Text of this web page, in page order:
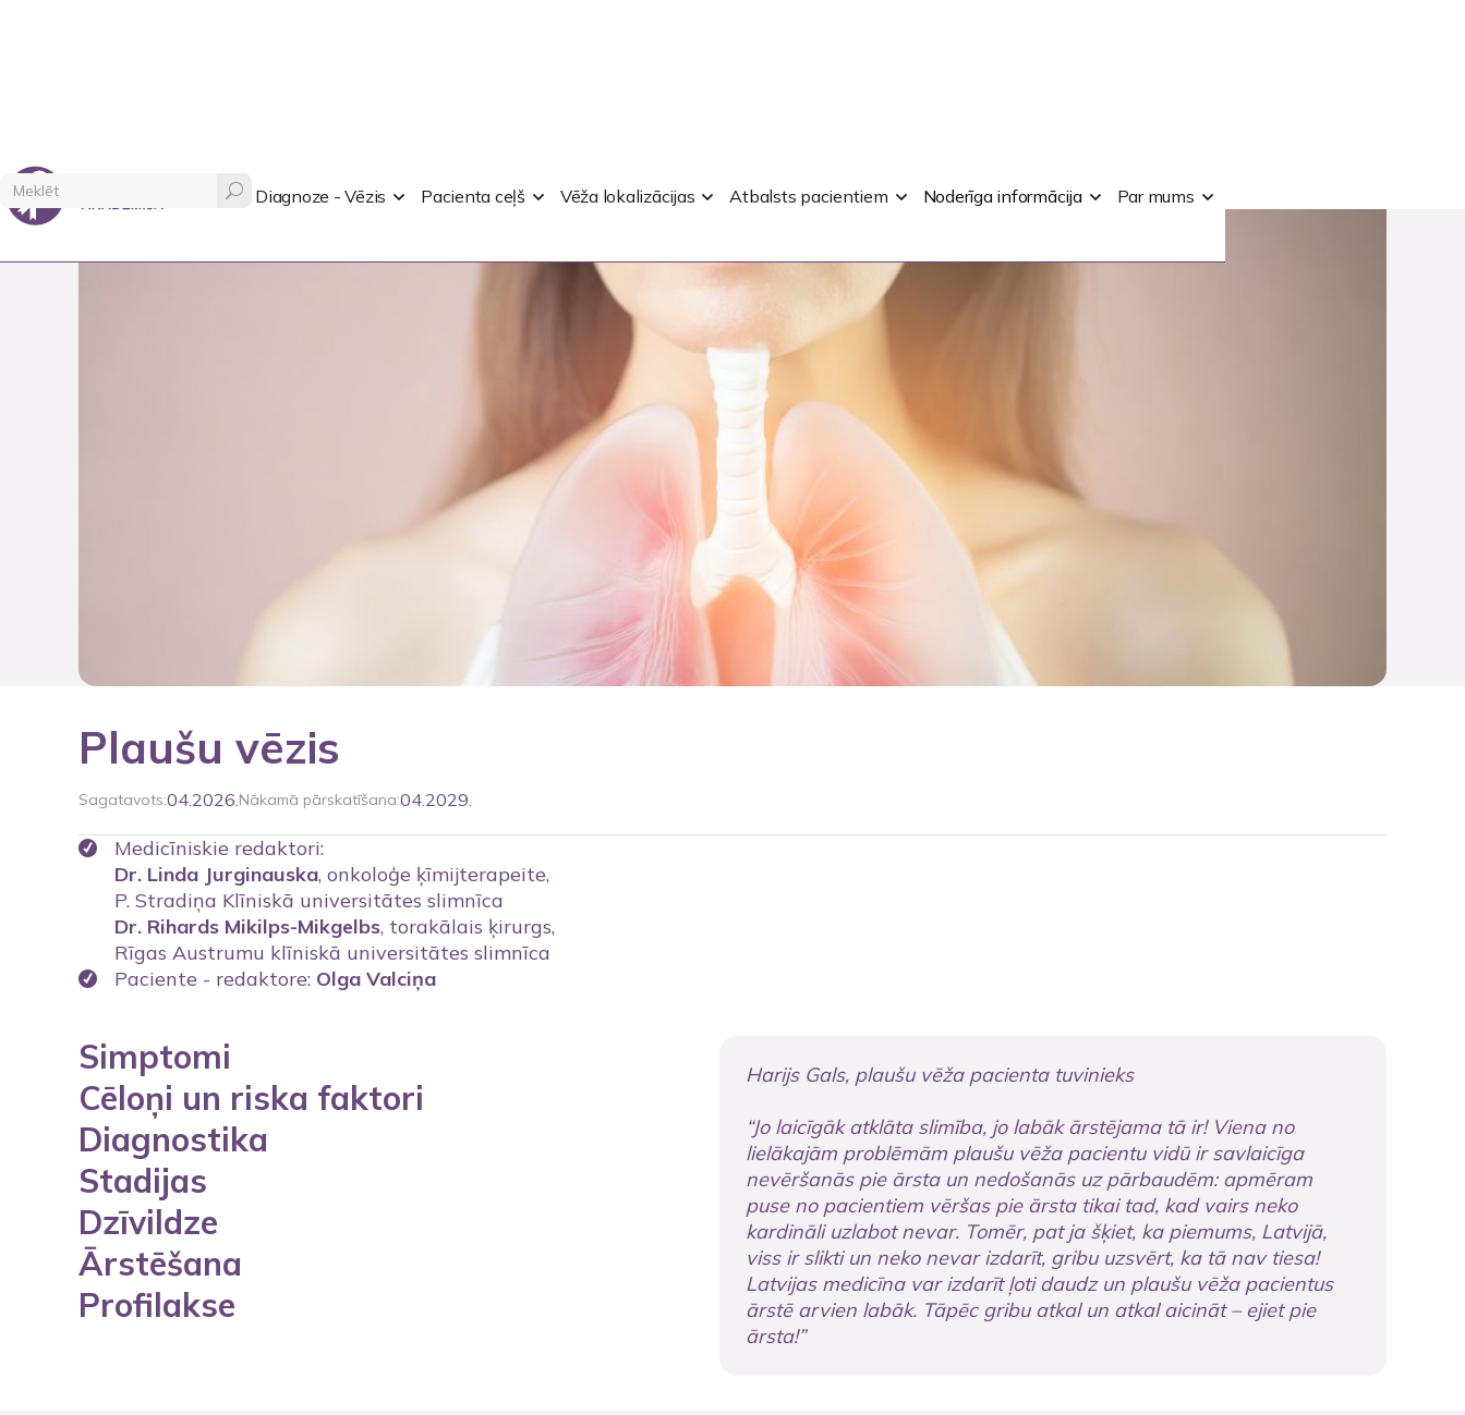
Diagnoze - Vēzis Pacienta ceļš Vēža lokalizācijas Atbalsts pacientiem Noderīga informācija Par mums
Plaušu vēzis
Sagatavots:04.2026. Nākamā pārskatīšana:04.2029.
Medicīniskie redaktori:
Dr. Linda Jurginauska, onkoloģe ķīmijterapeite,
P. Stradiņa Klīniskā universitātes slimnīca
Dr. Rihards Mikilps-Mikgelbs, torakālais ķirurgs,
Rīgas Austrumu klīniskā universitātes slimnīca
Paciente - redaktore: Olga Valciņa
Simptomi
Cēloņi un riska faktori
Diagnostika
Stadijas
Dzīvildze
Ārstēšana
Profilakse
Harijs Gals, plaušu vēža pacienta tuvinieks
“Jo laicīgāk atklāta slimība, jo labāk ārstējama tā ir! Viena no
lielākajām problēmām plaušu vēža pacientu vidū ir savlaicīga
nevēršanās pie ārsta un nedošanās uz pārbaudēm: apmēram
puse no pacientiem vēršas pie ārsta tikai tad, kad vairs neko
kardināli uzlabot nevar. Tomēr, pat ja šķiet, ka piemums, Latvijā,
viss ir slikti un neko nevar izdarīt, gribu uzsvērt, ka tā nav tiesa!
Latvijas medicīna var izdarīt ļoti daudz un plaušu vēža pacientus
ārstē arvien labāk. Tāpēc gribu atkal un atkal aicināt – ejiet pie
ārsta!”